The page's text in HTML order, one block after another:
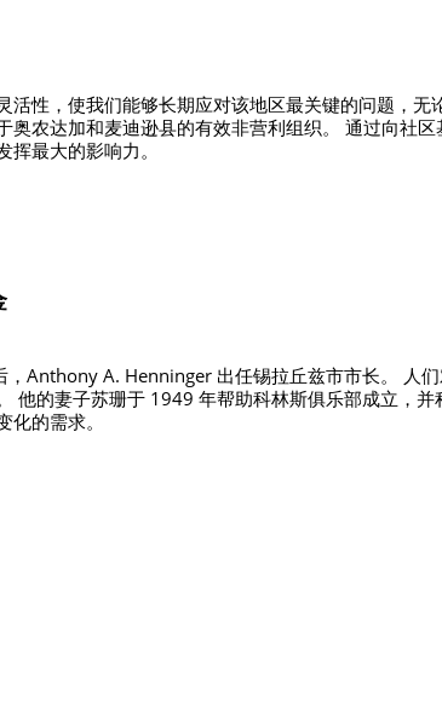
活性，使我们能够长期应对该地区最关键的问题，
奥农达加和麦迪逊县的有效非营利组织。 通过向社
最大的影响力。
Anthony A. Henninger 出任锡拉丘兹市市长。 人
他的妻子苏珊于 1949 年帮助科林斯俱乐部成立，
的需求。